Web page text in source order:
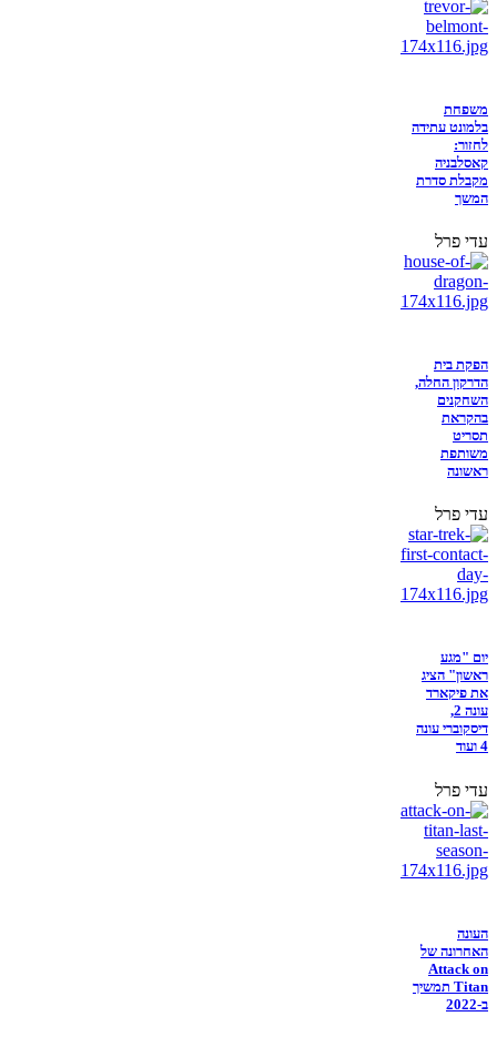
משפחת
בלמונט עתידה
לחזור:
קאסלבניה
מקבלת סדרת
המשך
עדי פרל
הפקת בית
הדרקון החלה,
השחקנים
בהקראת
תסריט
משותפת
ראשונה
עדי פרל
יום "מגע
ראשון" הציג
את פיקארד
עונה 2,
דיסקוברי עונה
4 ועוד
עדי פרל
העונה
האחרונה של
Attack on
Titan תמשיך
ב-2022